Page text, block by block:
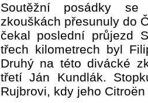
Soutěžní posádky
zkouškách přesunuly do
čekal poslední průjezd
třech kilometrech byl
Druhý na této divácké
třetí Ján Kundlák.
Rujbrovi, kdy jeho